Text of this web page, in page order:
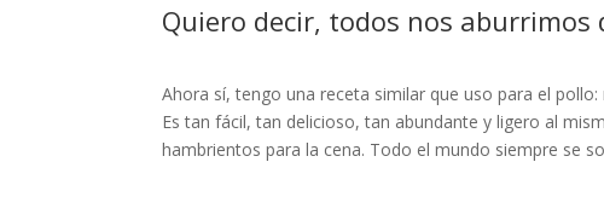
Quiero decir, todos nos aburrimos
Ahora sí, tengo una receta similar que uso para el
Es tan fácil, tan delicioso, tan abundante y ligero al
hambrientos para la cena. Todo el mundo siempre se